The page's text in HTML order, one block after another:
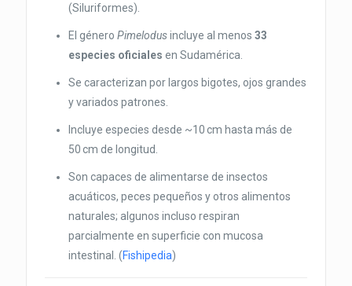
(Siluriformes).
El géneroPimelodusincluye al menos33
especies oficiales en Sudamérica.
Se caracterizan por largos bigotes, ojos grandes
y variados patrones.
Incluye especies desde ~10 cm hasta más de
50 cm de longitud.
Son capaces de alimentarse de insectos
acuáticos, peces pequeños y otros alimentos
naturales; algunos incluso respiran
parcialmente en superficie con mucosa
intestinal. (Fishipedia)